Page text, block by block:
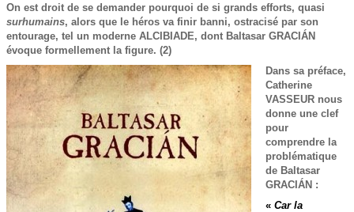
On est droit de se demander pourquoi de si grands efforts, quasi
surhumains, alors que le héros va finir banni, ostracisé par son
entourage, tel un moderne ALCIBIADE, dont Baltasar GRACIÁN
évoque formellement la figure. (2)
Dans sa préface,
Catherine
VASSEUR nous
donne une clef
pour
comprendre la
problématique
de Baltasar
GRACIÁN :
«Car la